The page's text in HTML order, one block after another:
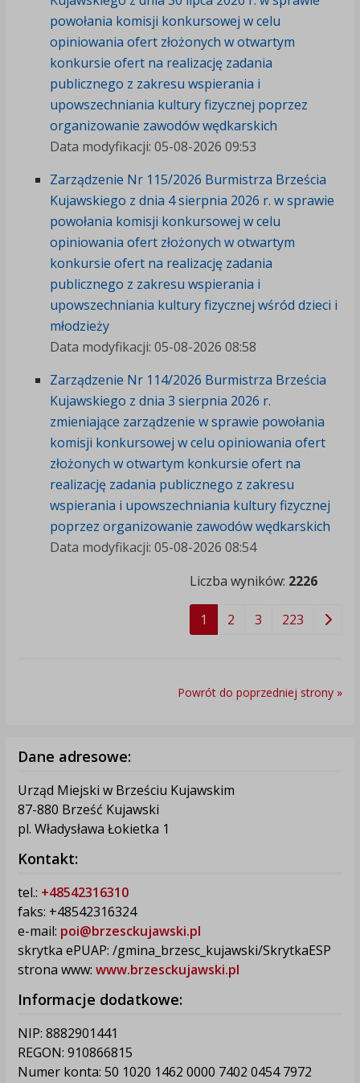
powołania komisji konkursowej w celu
opiniowania ofert złożonych w otwartym
konkursie ofert na realizację zadania
publicznego z zakresu wspierania i
upowszechniania kultury fizycznej poprzez
organizowanie zawodów wędkarskich
Data modyfikacji: 05-08-2026 09:53
Zarządzenie Nr 115/2026 Burmistrza Brześcia
Kujawskiego z dnia 4 sierpnia 2026 r. w sprawie
powołania komisji konkursowej w celu
opiniowania ofert złożonych w otwartym
konkursie ofert na realizację zadania
publicznego z zakresu wspierania i
upowszechniania kultury fizycznej wśród dzieci i
młodzieży
Data modyfikacji: 05-08-2026 08:58
Zarządzenie Nr 114/2026 Burmistrza Brześcia
Kujawskiego z dnia 3 sierpnia 2026 r.
zmieniające zarządzenie w sprawie powołania
komisji konkursowej w celu opiniowania ofert
złożonych w otwartym konkursie ofert na
realizację zadania publicznego z zakresu
wspierania i upowszechniania kultury fizycznej
poprzez organizowanie zawodów wędkarskich
Data modyfikacji: 05-08-2026 08:54
Liczba wyników: 2226
1 2 3 223
Powrót do poprzedniej strony »
Dane adresowe:
Urząd Miejski w Brześciu Kujawskim
87-880 Brześć Kujawski
pl. Władysława Łokietka 1
Kontakt:
tel.: +48542316310
faks: +48542316324
e-mail: poi@brzesckujawski.pl
skrytka ePUAP: /gmina_brzesc_kujawski/SkrytkaESP
strona www: www.brzesckujawski.pl
Informacje dodatkowe:
NIP: 8882901441
REGON: 910866815
Numer konta: 50 1020 1462 0000 7402 0454 7972